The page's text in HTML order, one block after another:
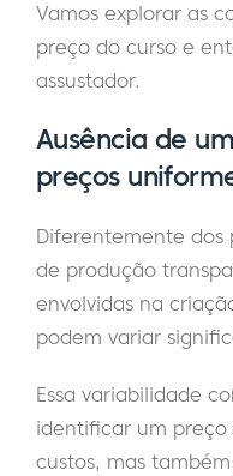
Vamos explorar as
preço do curso e
assustador.
Ausência de
preços
Diferentemente dos
de produção
envolvidas na
podem variar
Essa variabilidade
identificar um preço
custos, mas